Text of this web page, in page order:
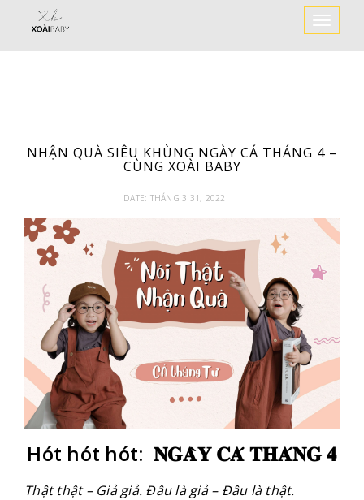
Toggle
NHẬN QUÀ SIÊU KHÙNG NGÀY CÁ THÁNG 4 –
CÙNG XOÀI BABY
DATE: THÁNG 3 31, 2022
Hót hót hót: 𝐍𝐆𝐀̀𝐘 𝐂𝐀́ 𝐓𝐇𝐀́𝐍𝐆 𝟒
Thật thật – Giả giả. Đâu là giả – Đâu là thật.